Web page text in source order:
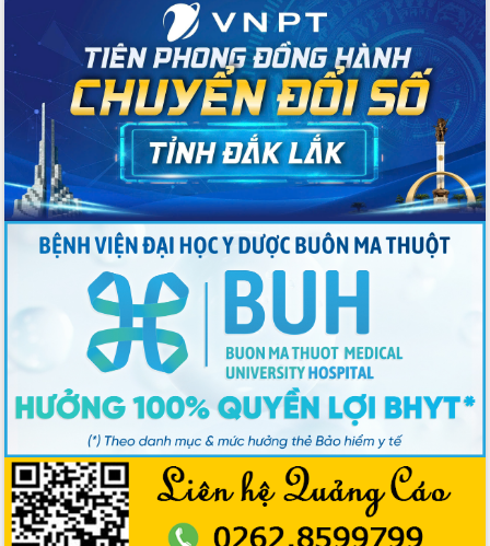
Đảm bảo cuộc bầu cử đại biểu Quốc
hội và đại biểu HĐND các cấp diễn ra
an toàn, hiệu quả, đúng quy định
Thủ tướng Chính phủ Phạm Minh Chính
kiểm tra, chỉ đạo hoàn thành các dự
án cao tốc và thăm khu tái định cư tại
Đắk Lắk
Sôi nổi Hội đua ngựa truyền thống Gò
Thì Thùng mừng Xuân Bính Ngọ 2026
Lãnh đạo tỉnh dâng hương tưởng niệm
tại Đập Đồng Cam đầu Xuân Bính Ngọ
Ngành nông nghiệp phấn đấu tăng
trưởng đạt 5,86% trong năm 2026
UBND tỉnh Đắk Lắk triển khai công tác
quốc phòng, quân sự địa phương năm
2026
Đắk Lắk tập trung toàn lực khắc phục
tồn tại IUU, sẵn sàng làm việc với
Đoàn thanh tra EC
Chủ tịch UBND tỉnh Tạ Anh Tuấn thăm,
chúc mừng các bệnh viện nhân Ngày
Thầy thuốc Việt Nam